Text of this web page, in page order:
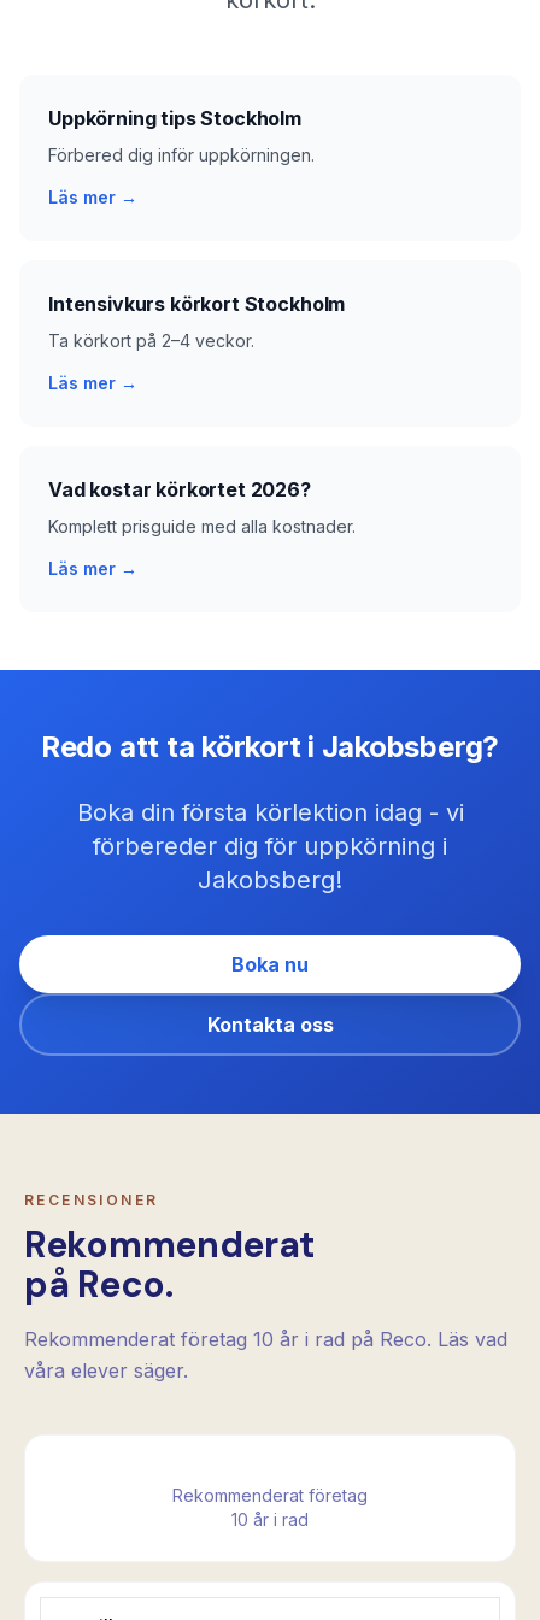
Uppkörning tips Stockholm
Förbered dig inför uppkörningen.
Läs mer →
Intensivkurs körkort Stockholm
Ta körkort på 2–4 veckor.
Läs mer →
Vad kostar körkortet 2026?
Komplett prisguide med alla kostnader.
Läs mer →
Redo att ta körkort i Jakobsberg?
Boka din första körlektion idag - vi
förbereder dig för uppkörning i
Jakobsberg!
Boka nu
Kontakta oss
RECENSIONER
Rekommenderat
på Reco.
Rekommenderat företag 10 år i rad på Reco. Läs vad
våra elever säger.
Rekommenderat företag
10 år i rad